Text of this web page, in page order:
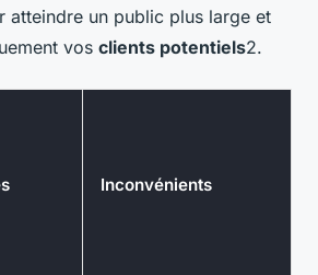
atteindre un public plus large et
vos clients potentiels2.
Inconvénients